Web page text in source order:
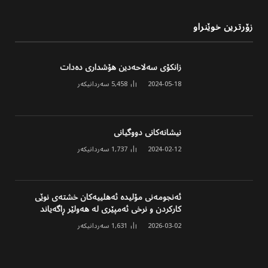
زۆرترین خوێنراو
زانکۆی سەلاحەدین هۆشداری دەدات
2024-05-18
5,458 سەردانیکەر
نیشانەکانی دووگیانی
2024-02-12
1,737 سەردانیکەر
ئەنجومەنی مۆلیدە ئەهلییەکان خشتەی نوێی
کارکردن و نرخی ئەمپێری لە هەولێر ڕاگەیاند
2026-03-02
1,631 سەردانیکەر